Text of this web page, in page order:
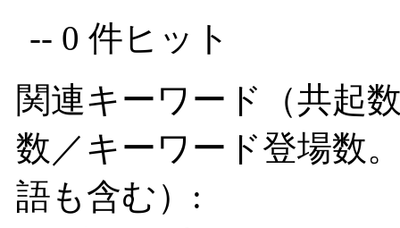
-- 0 件ヒット
関連キーワード（共起
数／キーワード登場数
語も含む）: